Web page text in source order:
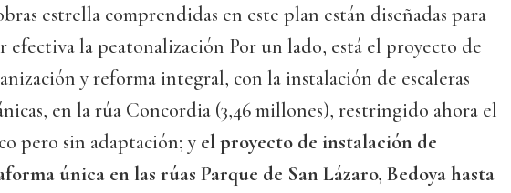
estrella comprendidas en este plan están diseñadas para
efectiva la peatonalización Por un lado, está el proyecto de
y reforma integral, con la instalación de escaleras
en la rúa Concordia (3,46 millones), restringido ahora el
pero sin adaptación; y el proyecto de instalación de
única en las rúas Parque de San Lázaro, Bedoya hasta